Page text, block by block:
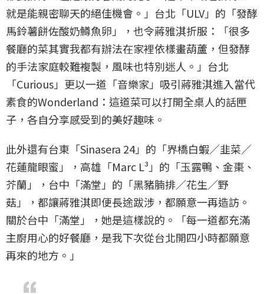
就是能親密聊天的絕佳機會。」台北「ULV」的「發酵
馬鈴薯餅佐酸奶鱒魚卵」，也令蔣雅淇折服：「很多
餐廳的菜其實我都有辦法在家裡依樣畫葫蘆，但發酵
的手法家庭較難複製，風味也特別迷人。」台北
「Curious」更以一道「音樂家」吸引蔣雅淇進入當代
素食的Wonderland：這道菜可以打開全桌人的話匣
子，各自分享感受到的美好趣味。
此外還有台東「Sinasera 24」的「界橋白蝦／韭菜／
花蓮龍眼蜜」，高雄「Marc L³」的「玉露鴨、金棗、
芥蘭」，台中「滿堂」的「黑豬腩排／花生／野
菇」，都讓蔣雅淇即便長途跋涉，都願意一再造訪。
關於台中「滿堂」，她是這樣說的。「每一道都充滿
主廚用心的好餐廳，是我下次從台北開四小時都願意
再來的地方。」